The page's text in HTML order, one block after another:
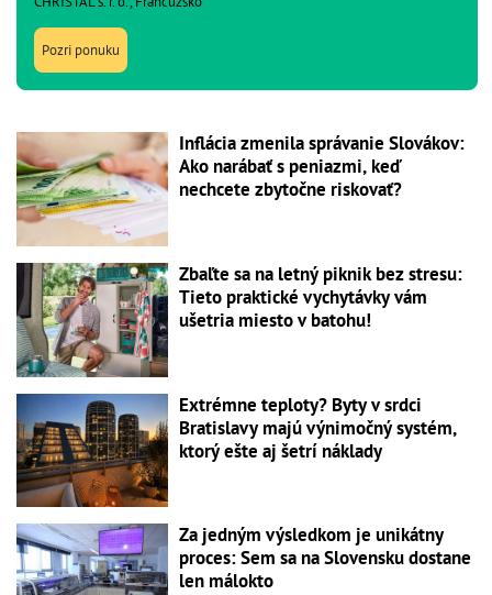
Pozri ponuku
Inflácia zmenila správanie Slovákov:
Ako narábať s peniazmi, keď
nechcete zbytočne riskovať?
Zbaľte sa na letný piknik bez stresu:
Tieto praktické vychytávky vám
ušetria miesto v batohu!
Extrémne teploty? Byty v srdci
Bratislavy majú výnimočný systém,
ktorý ešte aj šetrí náklady
Za jedným výsledkom je unikátny
proces: Sem sa na Slovensku dostane
len málokto